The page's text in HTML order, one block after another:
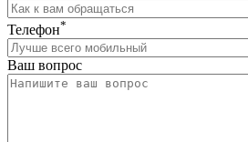
Телефон*
Ваш вопрос